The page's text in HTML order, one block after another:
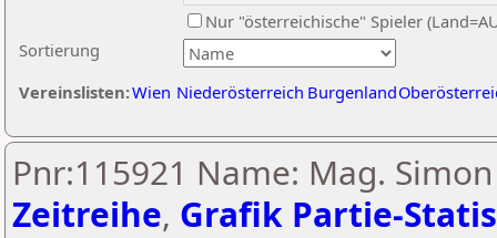
Sortierung
Nur "österreichische" Spieler
Vereinslisten:Wien Niederösterreich Burgenland
Pnr:115921 Name: Mag.
Zeitreihe, Grafik Partie-